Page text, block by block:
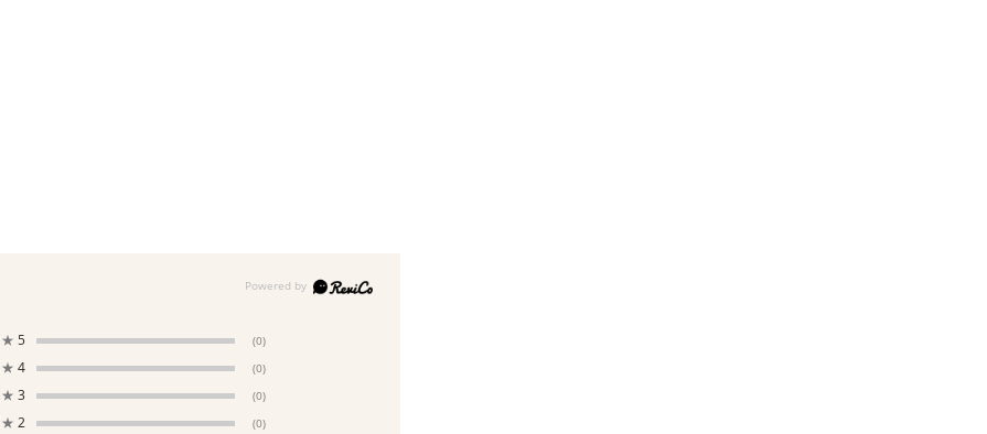
★ 5 (0)
★ 4 (0)
★ 3 (0)
★ 2 (0)